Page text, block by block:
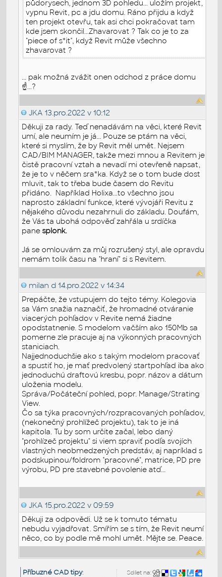
půdorysech, jednom 3D pohledu... uložím projekt,
vypnu Revit, pc a jdu domu. Ráno přijdu a když
ten projekt otevřu, tak asi chci pokračovat tam
kde jsem skončil...Zhavarovat ? Tak co je to za
"piece of s*it", když Revit může všechno
zhavarovat ?
... pak možná zvážit onen odchod z práce domu
☝...?
JKA 13.pro.2022 v 10:12
Děkuji za rady. Teď nenadávám na věci, které Revit
umí, ale neumím je já... Pouze se ptám na věci,
které si myslím, že by Revit měl umět. Nejsem
CAD/BIM MANAGER, takže mezi mnou a Revitem je
čistě pracovní vztah a nevadí mi otevřeně napsat,
že je to v něčem sra*ka. Když se o tom bude dost
mluvit, tak to třeba bude časem do Revitu
přidáno. Například Holixa...to všechno jsou
naprosto základní funkce, které vývojáři Revitu z
nějakého důvodu nezahrnuli do základu. Doufám,
že Vás ta ubohá odpověď zahřála u srdíčka
panesplonk.
Já se omlouvám za můj rozrušený styl, ale opravdu
nemám tolik času na "hraní" si s Revitem.
milan d 14.pro.2022 v 14:34
Prepáčte, že vstupujem do tejto témy. Kolegovia
sa Vám snažia naznačiť, že hromadné otváranie
viacerých pohľadov v Revite nemá žiadne
opodstatnenie. S modelom vačším ako 150Mb sa
pomerne zle pracuje aj na výkonných pracovných
staniciach.
Najjednoduchšie ako s takým modelom pracovať
a spustiť ho, je mať predvolený startpohľad iba ako
jednoduchú draftovú kresbu, popr. názov a dátum
uloženia modelu.
Správa/Počáteční pohled, popr. Manage/Strating
View.
Čo sa týka pracovných/rozpracovaných pohľadov,
(nekonečný prohlížeč projektu), tak to je iná
kapitola. Tu by som určite začal, lebo daný
"prohlízeč projektu" si viem spraviť podľa svojích
vlastných neobmedzených predstáv, aj napríklad s
podskupinou/foldrom "pracovné", matrice, PD pre
výrobu, PD pre stavebné povolenie atď...
JKA 15.pro.2022 v 09:59
Děkuji za odpovědi. Už se k tomuto tématu
nebudu vyjadřovat. Smířím se s tím, že Revit neumí
něco, co by podle mě mohl umět. Mějte se. Peace.
Sdílet na:
Příbuzné CAD tipy: